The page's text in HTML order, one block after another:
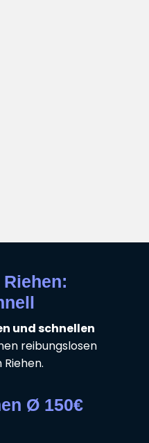
und schnellen
reibungslosen
Ø 150€